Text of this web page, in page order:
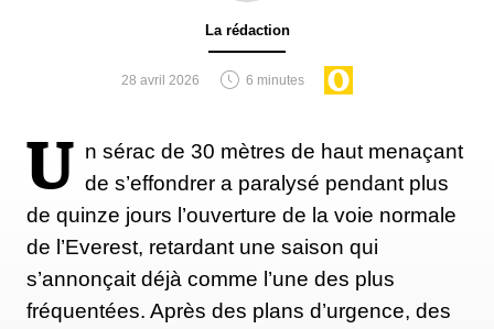
La rédaction
28 avril 2026 6 minutes
U n sérac de 30 mètres de haut menaçant
de s’effondrer a paralysé pendant plus
de quinze jours l’ouverture de la voie normale
de l’Everest, retardant une saison qui
s’annonçait déjà comme l’une des plus
fréquentées. Après des plans d’urgence, des